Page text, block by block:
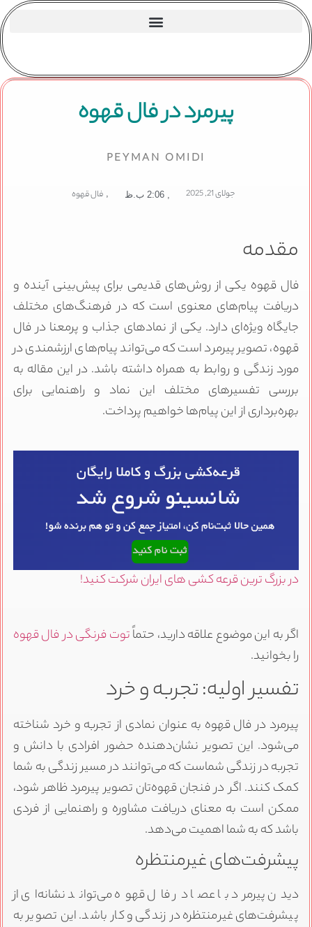
پیرمرد در فال قهوه
PEYMAN OMIDI
جولای 21, 2025 2:06 ب.ظ , فال قهوه
مقدمه
فال قهوه یکی از روش‌های قدیمی برای پیش‌بینی آینده و
دریافت پیام‌های معنوی است که در فرهنگ‌های مختلف
جایگاه ویژه‌ای دارد. یکی از نمادهای جذاب و پرمعنا در فال
قهوه، تصویر پیرمرد است که می‌تواند پیام‌های ارزشمندی در
مورد زندگی و روابط به همراه داشته باشد. در این مقاله به
بررسی تفسیرهای مختلف این نماد و راهنمایی برای
بهره‌برداری از این پیام‌ها خواهیم پرداخت.
در بزرگ ترین قرعه کشی های ایران شرکت کنید!
اگر به این موضوع علاقه دارید، حتماًتوت فرنگی در فال قهوه
را بخوانید.
تفسیر اولیه: تجربه و خرد
پیرمرد در فال قهوه به عنوان نمادی از تجربه و خرد شناخته
می‌شود. این تصویر نشان‌دهنده حضور افرادی با دانش و
تجربه در زندگی شماست که می‌توانند در مسیر زندگی به شما
کمک کنند. اگر در فنجان قهوه‌تان تصویر پیرمرد ظاهر شود،
ممکن است به معنای دریافت مشاوره و راهنمایی از فردی
باشد که به شما اهمیت می‌دهد.
پیشرفت‌های غیرمنتظره
دیدن پیرمرد با عصا در فال قهوه می‌تواند نشانه‌ای از
پیشرفت‌های غیرمنتظره در زندگی و کار باشد. این تصویر به